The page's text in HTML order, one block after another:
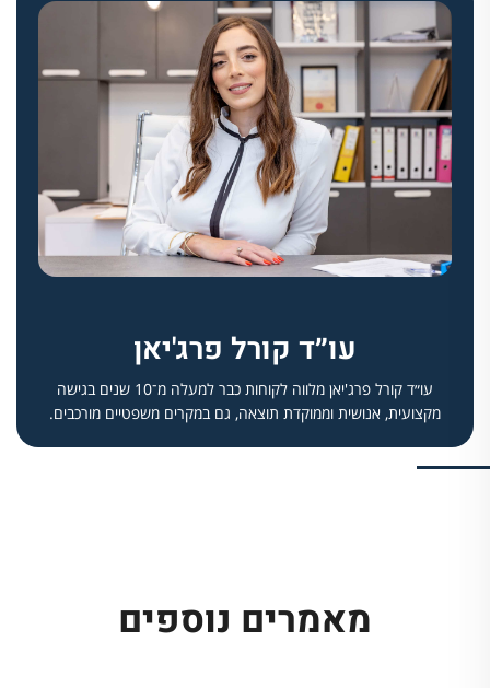
עו״ד קורל פרג'יאן
עו״ד קורל פרג'יאן מלווה לקוחות כבר למעלה מ־10 שנים בגישה
מקצועית, אנושית וממוקדת תוצאה, גם במקרים משפטיים מורכבים.
מאמרים נוספים